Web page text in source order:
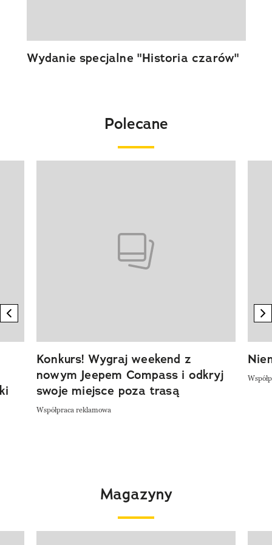
Wydanie specjalne "Historia czarów"
Polecane
previous element
Konkurs! Wygraj weekend z
nowym Jeepem Compass i odkryj
swoje miejsce poza trasą
Współpraca reklamowa
Magazyny